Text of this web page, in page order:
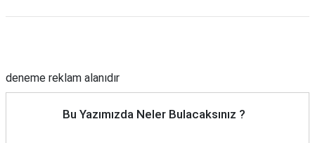
deneme reklam alanıdır
Bu Yazımızda Neler Bulacaksınız ?